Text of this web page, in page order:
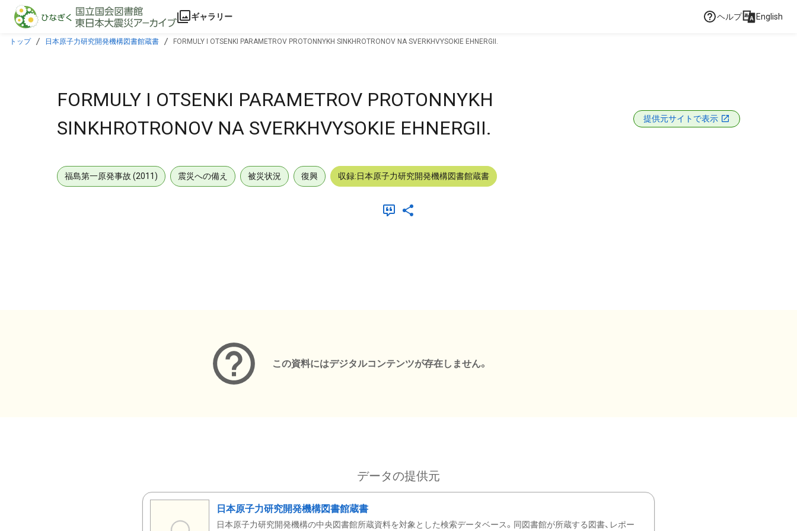
本文に飛ぶ
ギャラリー ヘルプ English
トップ 日本原子力研究開発機構図書館蔵書 FORMULY I OTSENKI PARAMETROV PROTONNYKH SINKHROTRONOV NA SVERKHVYSOKIE EHNERGII.
FORMULY I OTSENKI PARAMETROV PROTONNYKH
SINKHROTRONOV NA SVERKHVYSOKIE EHNERGII.
提供元サイトで表示
福島第一原発事故 (2011) 震災への備え 被災状況 復興 収録:日本原子力研究開発機構図書館蔵書
この資料にはデジタルコンテンツが存在しません。
データの提供元
日本原子力研究開発機構図書館蔵書
日本原子力研究開発機構の中央図書館所蔵資料を対象とした検索データベース。同図書館が所蔵する図書、レポー